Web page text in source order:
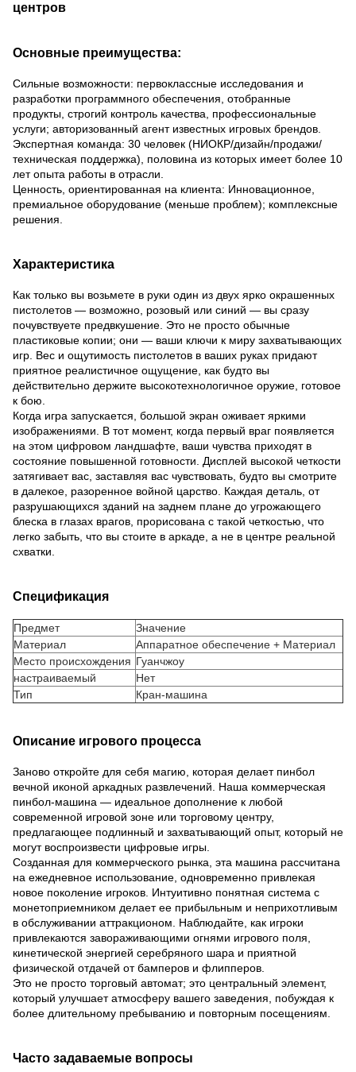
центров
Основные преимущества:
Сильные возможности: первоклассные исследования и
разработки программного обеспечения, отобранные
продукты, строгий контроль качества, профессиональные
услуги; авторизованный агент известных игровых брендов.
Экспертная команда: 30 человек (НИОКР/дизайн/продажи/
техническая поддержка), половина из которых имеет более 10
лет опыта работы в отрасли.
Ценность, ориентированная на клиента: Инновационное,
премиальное оборудование (меньше проблем); комплексные
решения.
Характеристика
Как только вы возьмете в руки один из двух ярко окрашенных
пистолетов — возможно, розовый или синий — вы сразу
почувствуете предвкушение. Это не просто обычные
пластиковые копии; они — ваши ключи к миру захватывающих
игр. Вес и ощутимость пистолетов в ваших руках придают
приятное реалистичное ощущение, как будто вы
действительно держите высокотехнологичное оружие, готовое
к бою.
Когда игра запускается, большой экран оживает яркими
изображениями. В тот момент, когда первый враг появляется
на этом цифровом ландшафте, ваши чувства приходят в
состояние повышенной готовности. Дисплей высокой четкости
затягивает вас, заставляя вас чувствовать, будто вы смотрите
в далекое, разоренное войной царство. Каждая деталь, от
разрушающихся зданий на заднем плане до угрожающего
блеска в глазах врагов, прорисована с такой четкостью, что
легко забыть, что вы стоите в аркаде, а не в центре реальной
схватки.
Спецификация
Предмет
Значение
Материал
Аппаратное обеспечение + Материал
Место происхождения Гуанчжоу
настраиваемый
Нет
Тип
Кран-машина
Описание игрового процесса
Заново откройте для себя магию, которая делает пинбол
вечной иконой аркадных развлечений. Наша коммерческая
пинбол-машина — идеальное дополнение к любой
современной игровой зоне или торговому центру,
предлагающее подлинный и захватывающий опыт, который не
могут воспроизвести цифровые игры.
Созданная для коммерческого рынка, эта машина рассчитана
на ежедневное использование, одновременно привлекая
новое поколение игроков. Интуитивно понятная система с
монетоприемником делает ее прибыльным и неприхотливым
в обслуживании аттракционом. Наблюдайте, как игроки
привлекаются завораживающими огнями игрового поля,
кинетической энергией серебряного шара и приятной
физической отдачей от бамперов и флипперов.
Это не просто торговый автомат; это центральный элемент,
который улучшает атмосферу вашего заведения, побуждая к
более длительному пребыванию и повторным посещениям.
Часто задаваемые вопросы